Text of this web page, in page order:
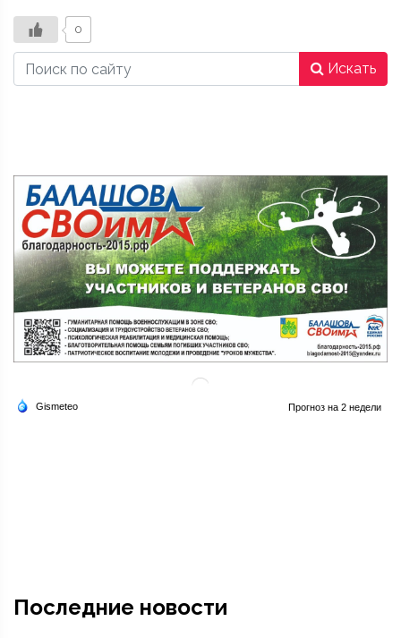
0
Искать
Последние новости